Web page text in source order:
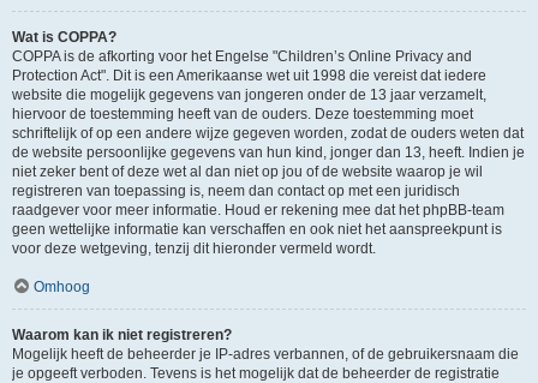
Wat is COPPA?
COPPA is de afkorting voor het Engelse "Children’s Online Privacy and
Protection Act". Dit is een Amerikaanse wet uit 1998 die vereist dat iedere
website die mogelijk gegevens van jongeren onder de 13 jaar verzamelt,
hiervoor de toestemming heeft van de ouders. Deze toestemming moet
schriftelijk of op een andere wijze gegeven worden, zodat de ouders weten dat
de website persoonlijke gegevens van hun kind, jonger dan 13, heeft. Indien je
niet zeker bent of deze wet al dan niet op jou of de website waarop je wil
registreren van toepassing is, neem dan contact op met een juridisch
raadgever voor meer informatie. Houd er rekening mee dat het phpBB-team
geen wettelijke informatie kan verschaffen en ook niet het aanspreekpunt is
voor deze wetgeving, tenzij dit hieronder vermeld wordt.
Omhoog
Waarom kan ik niet registreren?
Mogelijk heeft de beheerder je IP-adres verbannen, of de gebruikersnaam die
je opgeeft verboden. Tevens is het mogelijk dat de beheerder de registratie